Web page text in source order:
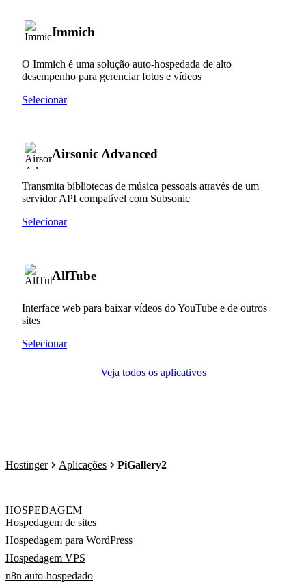
Immich
O Immich é uma solução auto-hospedada de alto
desempenho para gerenciar fotos e vídeos
Selecionar
Airsonic Advanced
Transmita bibliotecas de música pessoais através de um
servidor API compatível com Subsonic
Selecionar
AllTube
Interface web para baixar vídeos do YouTube e de outros
sites
Selecionar
Veja todos os aplicativos
Hostinger Aplicações PiGallery2
HOSPEDAGEM
Hospedagem de sites
Hospedagem para WordPress
Hospedagem VPS
n8n auto-hospedado